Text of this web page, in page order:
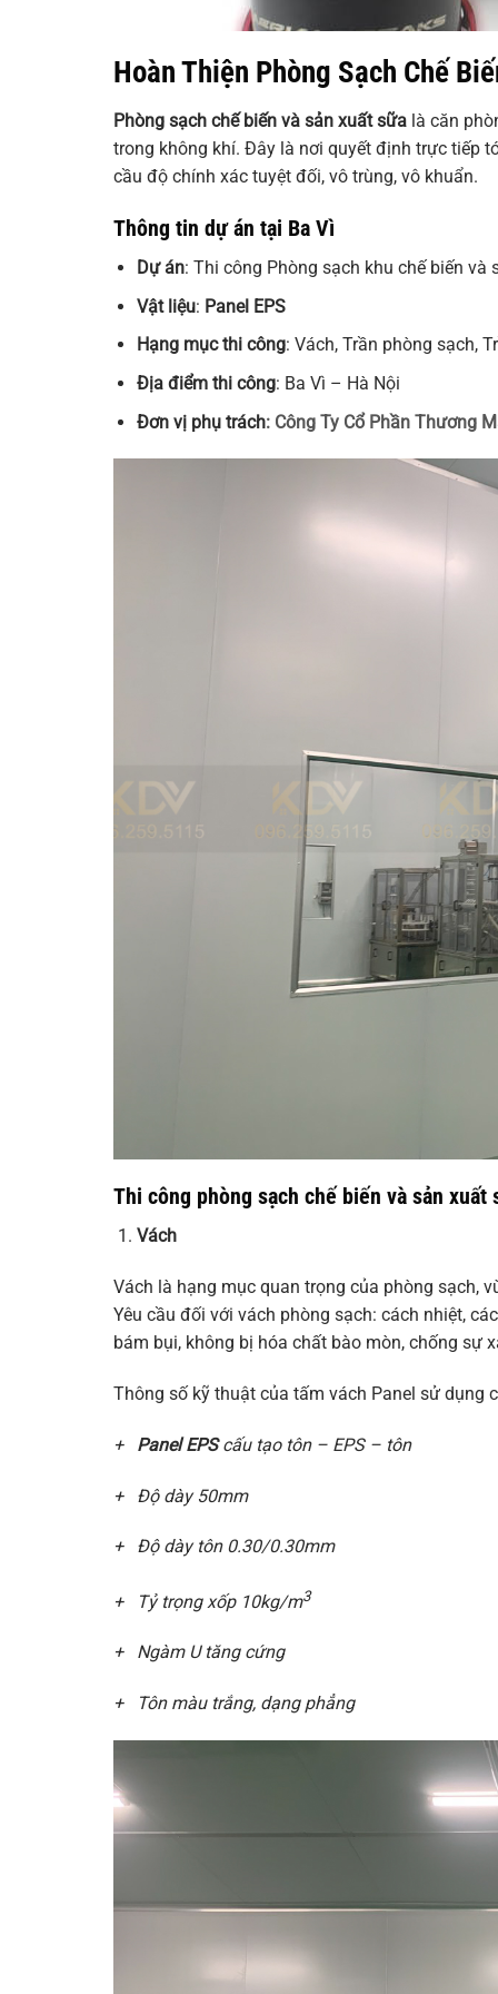
Hoàn Thiện Phòng Sạch Chế
Phòng sạch chế biến và sản xuất sữa là căn
trong không khí. Đây là nơi quyết định trực tiếp
cầu độ chính xác tuyệt đối, vô trùng, vô khuẩn.
Thông tin dự án tại Ba Vì
Dự án: Thi công Phòng sạch khu chế biến và
Vật liệu: Panel EPS
Hạng mục thi công: Vách, Trần phòng sạch,
Địa điểm thi công: Ba Vì – Hà Nội
Đơn vị phụ trách: Công Ty Cổ Phần Thương
Thi công phòng sạch chế biến và sản xuất
Vách
Vách là hạng mục quan trọng của phòng sạch,
Yêu cầu đối với vách phòng sạch: cách nhiệt,
bám bụi, không bị hóa chất bào mòn, chống sự
Thông số kỹ thuật của tấm vách Panel sử dụng
+ Panel EPScấu tạo tôn – EPS – tôn
+ Độ dày 50mm
+ Độ dày tôn 0.30/0.30mm
+ Tỷ trọng xốp 10kg/m3
+ Ngàm U tăng cứng
+ Tôn màu trắng, dạng phẳng